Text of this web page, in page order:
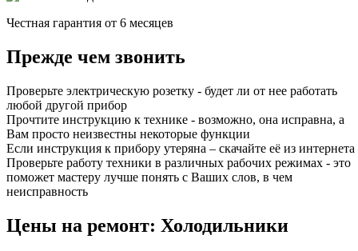
Честная гарантия от 6 месяцев
Прежде чем звонить
Проверьте электрическую розетку - будет ли от нее работать
любой другой прибор
Прочтите инструкцию к технике - возможно, она исправна, а
Вам просто неизвестны некоторые функции
Если инструкция к прибору утеряна – скачайте её из интернета
Проверьте работу техники в различных рабочих режимах - это
поможет мастеру лучше понять с Ваших слов, в чем
неисправность
Цены на ремонт: Холодильники